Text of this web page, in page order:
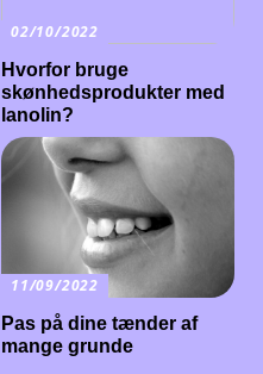
02/10/2022
Hvorfor bruge
skønhedsprodukter med
lanolin?
11/09/2022
Pas på dine tænder af
mange grunde